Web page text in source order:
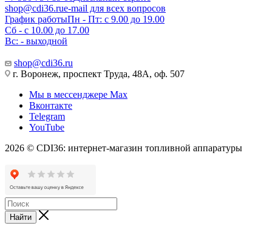
shop@cdi36.rue-mail для всех вопросов
График работыПн - Пт: с 9.00 до 19.00
Сб - с 10.00 до 17.00
Вс: - выходной
shop@cdi36.ru
г. Воронеж, проспект Труда, 48А, оф. 507
Мы в мессенджере Max
Вконтакте
Telegram
YouTube
2026 © CDI36: интернет-магазин топливной аппаратуры
Найти